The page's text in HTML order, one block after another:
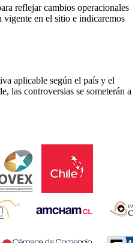
reflejar cambios operacionales
vigente en el sitio e indicaremos
aplicable según el país y el
las controversias se someterán a